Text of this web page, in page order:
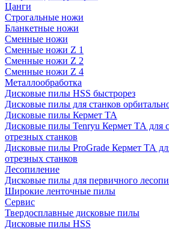
Цанги
Строгальные ножи
Бланкетные ножи
Сменные ножи
Сменные ножи Z 1
Сменные ножи Z 2
Сменные ножи Z 4
Металлообработка
Дисковые пилы HSS быстрорез
Дисковые пилы для станков
Дисковые пилы Кермет ТА
Дисковые пилы Tenryu Кермет ТА для
отрезных станков
Дисковые пилы ProGrade Кермет ТА
отрезных станков
Лесопиление
Дисковые пилы для первичного
Широкие ленточные пилы
Сервис
Твердосплавные дисковые пилы
Дисковые пилы HSS